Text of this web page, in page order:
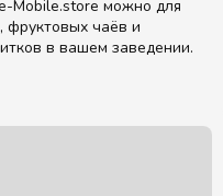
Mobile.store можно для
чаёв и
в вашем заведении.